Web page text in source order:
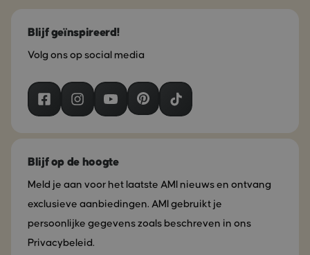
Blijf geïnspireerd!
Volg ons op social media
Blijf op de hoogte
Meld je aan voor het laatste AMI nieuws en ontvang
exclusieve aanbiedingen. AMI gebruikt je
persoonlijke gegevens zoals beschreven in ons
Privacybeleid.